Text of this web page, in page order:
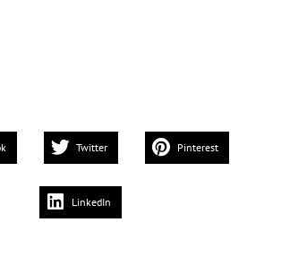
Twitter Pinterest
LinkedIn